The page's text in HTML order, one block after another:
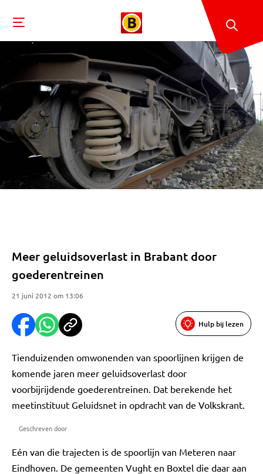
Meer geluidsoverlast in Brabant door
goederentreinen
21 juni 2012 om 13:06
Hulp bij lezen
Tienduizenden omwonenden van spoorlijnen krijgen de
komende jaren meer geluidsoverlast door
voorbijrijdende goederentreinen. Dat berekende het
meetinstituut Geluidsnet in opdracht van de Volkskrant.
Geschreven door
Eén van die trajecten is de spoorlijn van Meteren naar
Eindhoven. De gemeenten Vught en Boxtel die daar aan